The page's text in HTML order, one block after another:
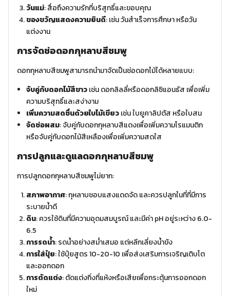
วันแม่: สื่อถึงความรักที่บริสุทธิ์และขอบคุณ
ของขวัญแสดงความยินดี: เช่น วันสำเร็จการศึกษา หรือวัน
แต่งงาน
การจัดช่อดอกกุหลาบสีชมพู
ดอกกุหลาบสีชมพูสามารถนำมาจัดเป็นช่อดอกไม้ได้หลายแบบ:
จับคู่กับดอกไม้สีขาวเช่น ดอกลิลลี่หรือดอกลิซิแอนธัส เพื่อเพิ่ม
ความบริสุทธิ์และสง่างาม
เพิ่มความสดชื่นด้วยใบไม้เขียวเช่น ใบยูคาลิปตัส หรือใบสน
จัดช่อผสม: จับคู่กับดอกกุหลาบสีแดงเพื่อเพิ่มความโรแมนติก
หรือจับคู่กับดอกไม้สีเหลืองเพื่อเพิ่มความสดใส
การปลูกและดูแลดอกกุหลาบสีชมพู
การปลูกดอกกุหลาบสีชมพูไม่ยาก:
สภาพอากาศ: กุหลาบชอบแสงแดดจัด และควรปลูกในที่ที่มีการ
ระบายน้ำดี
ดิน: ควรใช้ดินที่มีความอุดมสมบูรณ์ และมีค่า pH อยู่ระหว่าง 6.0-
6.5
การรดน้ำ: รดน้ำอย่างสม่ำเสมอ แต่หลีกเลี่ยงน้ำขัง
การใส่ปุ๋ย: ใช้ปุ๋ยสูตร 10-20-10 เพื่อส่งเสริมการเจริญเติบโต
และออกดอก
การตัดแต่ง: ตัดแต่งกิ่งที่แห้งหรือเสียเพื่อกระตุ้นการออกดอก
ใหม่